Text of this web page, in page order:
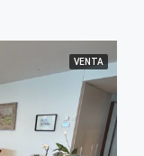
VENTA